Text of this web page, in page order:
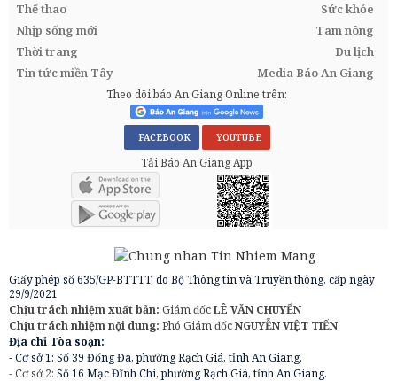
Thể thao
Sức khỏe
Nhịp sống mới
Tam nông
Thời trang
Du lịch
Tin tức miền Tây
Media Báo An Giang
Theo dõi báo An Giang Online trên:
FACEBOOK YOUTUBE
Tải Báo An Giang App
Giấy phép số 635/GP-BTTTT, do Bộ Thông tin và Truyền thông, cấp ngày
29/9/2021
Chịu trách nhiệm xuất bản: Giám đốcLÊ VĂN CHUYỂN
Chịu trách nhiệm nội dung: Phó Giám đốcNGUYỄN VIỆT TIẾN
Địa chỉ Tòa soạn:
- Cơ sở 1: Số 39 Đống Đa, phường Rạch Giá, tỉnh An Giang.
- Cơ sở 2: Số 16 Mạc Đĩnh Chi, phường Rạch Giá, tỉnh An Giang.